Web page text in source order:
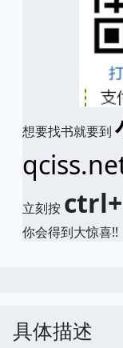
想要找书就要到
立刻按
你会得到大惊喜!!
具体描述